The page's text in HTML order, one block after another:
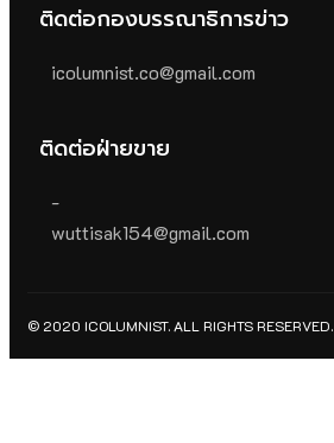
ติดต่อกองบรรณาธิการข่าว
icolumnist.co@gmail.com
ติดต่อฝ่ายขาย
-
wuttisak154@gmail.com
© 2020 ICOLUMNIST. ALL RIGHTS RESERVED.